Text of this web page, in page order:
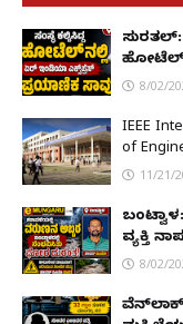
8/02/
IEEE
of
11/21/
ವ್ಯಕ್ತಿ
8/02/
ವೆನ್‌ಲಾಕ್